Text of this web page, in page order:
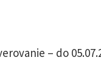
– do